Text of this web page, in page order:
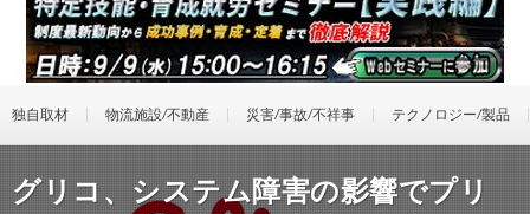
独自取材 物流施設/不動産 災害/事故/不祥事 テクノロジー/製品
グリコ、システム障害の影響でプリ